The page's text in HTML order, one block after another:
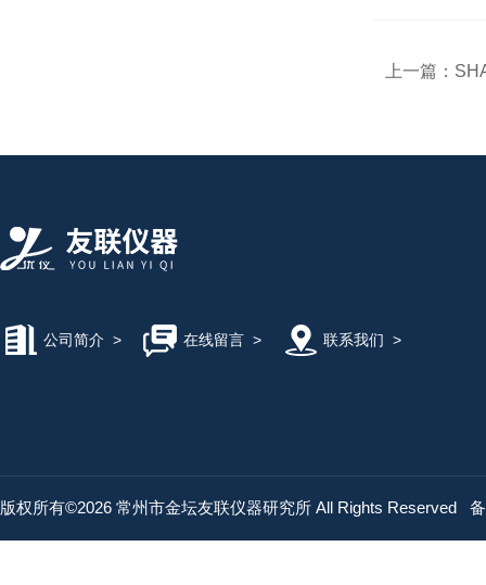
上一篇：
公司简介 > 在线留言> 联系我们 >
版权所有©2026 常州市金坛友联仪器研究所 All Rights Reserved